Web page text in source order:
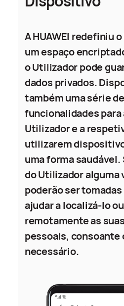
A HUAWEI redefiniu
um espaço
o Utilizador pode
dados privados.
também uma série de
funcionalidades para
Utilizador e a
utilizarem
uma forma
do Utilizador alguma
poderão ser
ajudar a localizá-lo
remotamente as
pessoais, consoante
necessário.